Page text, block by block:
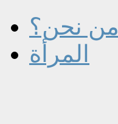
من نحن؟
المرأة